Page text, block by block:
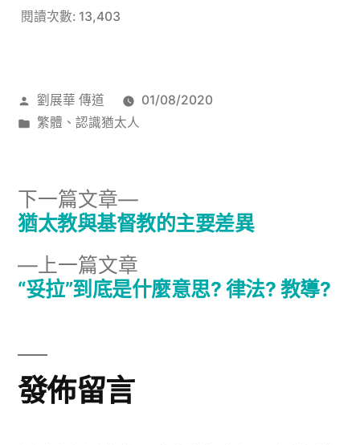
閱讀次數: 13,403
作
者:
劉展華 傳道
01/08/2020
分
繁體 、 認識猶太人
文
章
導
覽
上一篇文章
一
“妥拉”到底是什麼意思? 律法? 教導?
下一篇文章
下
一
章:
猶太教與基督教的主要差異
發佈留言